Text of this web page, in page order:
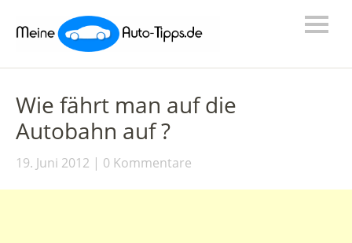
Wie fährt man auf die
Autobahn auf ?
19. Juni 2012 0 Kommentare